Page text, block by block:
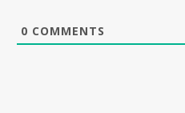
0 COMMENTS